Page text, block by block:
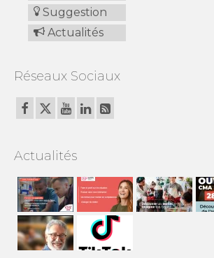
Suggestion
Actualités
Réseaux Sociaux
Actualités